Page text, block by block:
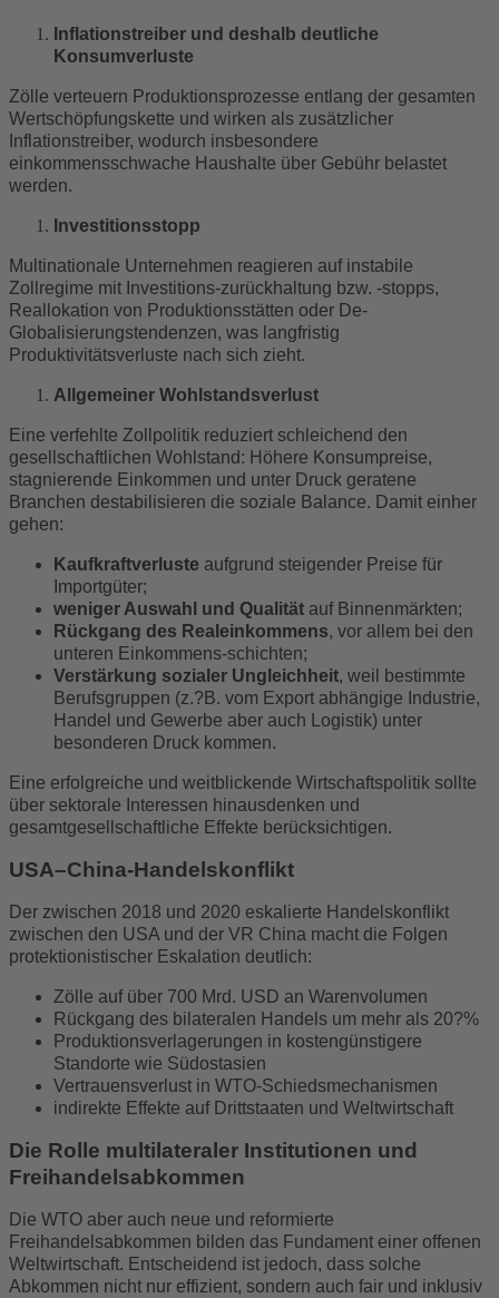
Inflationstreiber und deshalb deutliche
Konsumverluste
Zölle verteuern Produktionsprozesse entlang der gesamten
Wertschöpfungskette und wirken als zusätzlicher
Inflationstreiber, wodurch insbesondere
einkommensschwache Haushalte über Gebühr belastet
werden.
Investitionsstopp
Multinationale Unternehmen reagieren auf instabile
Zollregime mit Investitions-zurückhaltung bzw. -stopps,
Reallokation von Produktionsstätten oder De-
Globalisierungstendenzen, was langfristig
Produktivitätsverluste nach sich zieht.
Allgemeiner Wohlstandsverlust
Eine verfehlte Zollpolitik reduziert schleichend den
gesellschaftlichen Wohlstand: Höhere Konsumpreise,
stagnierende Einkommen und unter Druck geratene
Branchen destabilisieren die soziale Balance. Damit einher
gehen:
Kaufkraftverluste aufgrund steigender Preise für
Importgüter;
weniger Auswahl und Qualität auf Binnenmärkten;
Rückgang des Realeinkommens, vor allem bei den
unteren Einkommens-schichten;
Verstärkung sozialer Ungleichheit, weil bestimmte
Berufsgruppen (z.?B. vom Export abhängige Industrie,
Handel und Gewerbe aber auch Logistik) unter
besonderen Druck kommen.
Eine erfolgreiche und weitblickende Wirtschaftspolitik sollte
über sektorale Interessen hinausdenken und
gesamtgesellschaftliche Effekte berücksichtigen.
USA–China-Handelskonflikt
Der zwischen 2018 und 2020 eskalierte Handelskonflikt
zwischen den USA und der VR China macht die Folgen
protektionistischer Eskalation deutlich:
Zölle auf über 700 Mrd. USD an Warenvolumen
Rückgang des bilateralen Handels um mehr als 20?%
Produktionsverlagerungen in kostengünstigere
Standorte wie Südostasien
Vertrauensverlust in WTO-Schiedsmechanismen
indirekte Effekte auf Drittstaaten und Weltwirtschaft
Die Rolle multilateraler Institutionen und
Freihandelsabkommen
Die WTO aber auch neue und reformierte
Freihandelsabkommen bilden das Fundament einer offenen
Weltwirtschaft. Entscheidend ist jedoch, dass solche
Abkommen nicht nur effizient, sondern auch fair und inklusiv